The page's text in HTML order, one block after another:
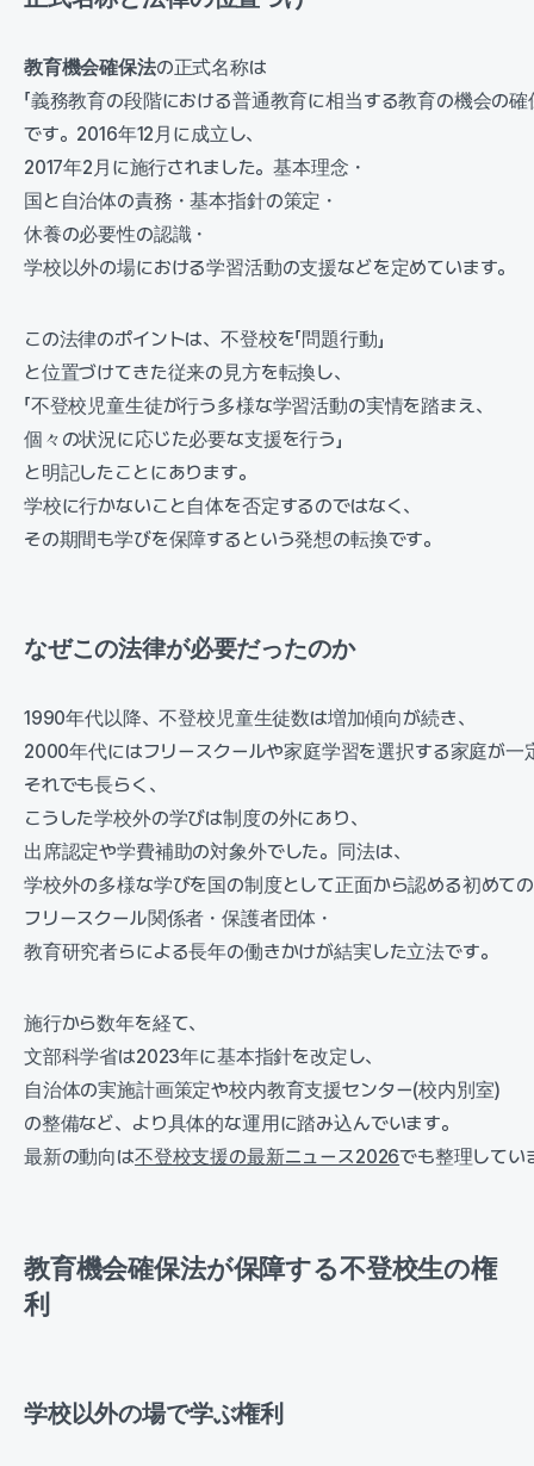
教育機会確保法の正式名称は
「義務教育の段階における普通教育に相当する教育の機会の確
です。2016年12月に成立し、
2017年2月に施行されました。基本理念・
国と自治体の責務・基本指針の策定・
休養の必要性の認識・
学校以外の場における学習活動の支援などを定めています。
この法律のポイントは、不登校を「問題行動」
と位置づけてきた従来の見方を転換し、
「不登校児童生徒が行う多様な学習活動の実情を踏まえ、
個々の状況に応じた必要な支援を行う」
と明記したことにあります。
学校に行かないこと自体を否定するのではなく、
その期間も学びを保障するという発想の転換です。
なぜこの法律が必要だったのか
1990年代以降、不登校児童生徒数は増加傾向が続き、
2000年代にはフリースクールや家庭学習を選択する家庭が一
それでも長らく、
こうした学校外の学びは制度の外にあり、
出席認定や学費補助の対象外でした。同法は、
学校外の多様な学びを国の制度として正面から認める初めて
フリースクール関係者・保護者団体・
教育研究者らによる長年の働きかけが結実した立法です。
施行から数年を経て、
文部科学省は2023年に基本指針を改定し、
自治体の実施計画策定や校内教育支援センター(校内別室)
の整備など、より具体的な運用に踏み込んでいます。
最新の動向は不登校支援の最新ニュース2026でも整理してい
教育機会確保法が保障する不登校生の権
利
学校以外の場で学ぶ権利